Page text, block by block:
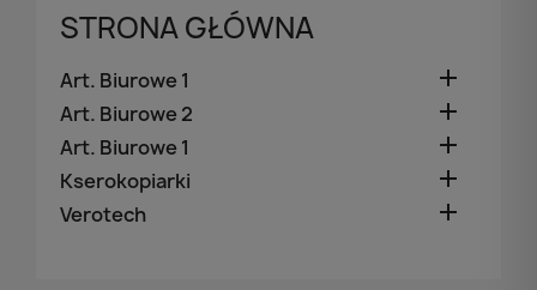
STRONA GŁÓWNA
Art. Biurowe 1 
Art. Biurowe 2 
Art. Biurowe 1 
Kserokopiarki 
Verotech 